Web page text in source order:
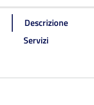
Descrizione
Servizi